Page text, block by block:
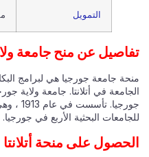
التمويل
تفاصيل عن منح جامعة
منحة جامعة جورجيا هي لبرامج
الجامعة في أتلانتا. جامعة ولاية
للجامعات البحثية الأربع في جورجيا.
الحصول على منحة أتلانتا